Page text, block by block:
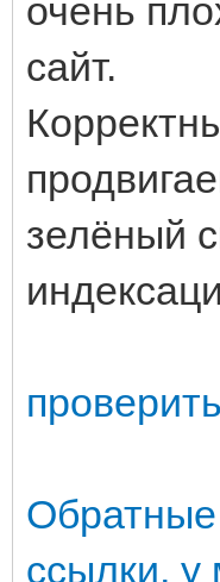
очень
сайт.
зелёный
Обратные
ссылки,